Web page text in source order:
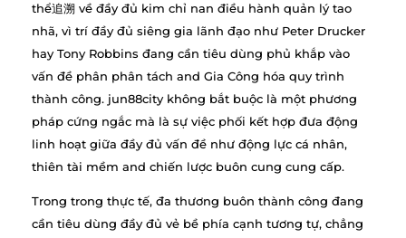
thể追溯 về đầy đủ kim chỉ nan điều hành quản lý tao
nhã, vì trí đầy đủ siêng gia lãnh đạo như Peter Drucker
hay Tony Robbins đang cần tiêu dùng phủ khắp vào
vấn đề phân phân tách and Gia Công hóa quy trình
thành công. jun88city không bắt buộc là một phương
pháp cứng ngắc mà là sự việc phối kết hợp đưa động
linh hoạt giữa đầy đủ vấn đề như động lực cá nhân,
thiên tài mềm and chiến lược buôn cung cung cấp.
Trong trong thực tế, đa thương buôn thành công đang
cần tiêu dùng đầy đủ vẻ bề phía cạnh tương tự, chẳng